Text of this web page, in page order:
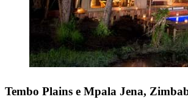
Tembo Plains e Mpala Jena,